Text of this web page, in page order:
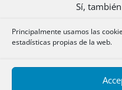
Sí,
Principalmente usamos las
estadísticas propias de la web.